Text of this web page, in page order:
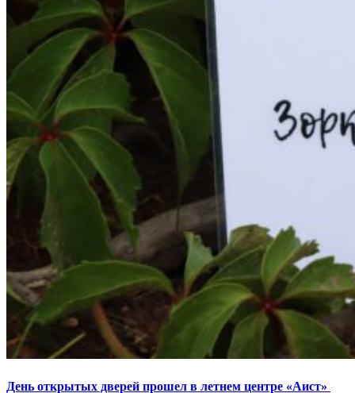
День открытых дверей прошел в летнем центре «Аист»